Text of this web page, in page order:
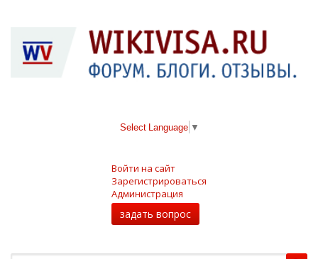
Select Language ▼
Войти на сайт
Зарегистрироваться
Администрация
задать вопрос